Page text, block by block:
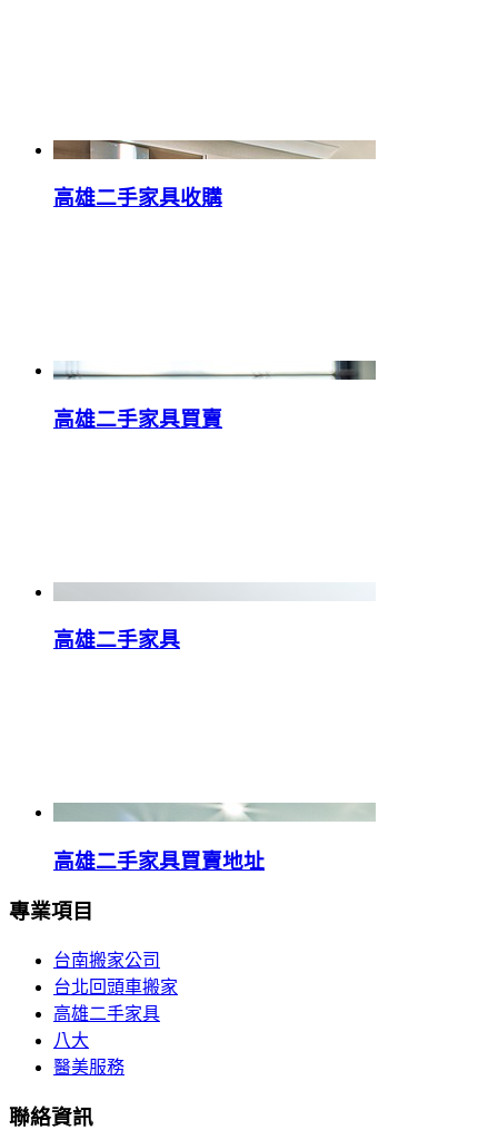
高雄二手家具收購
高雄二手家具買賣
高雄二手家具
高雄二手家具買賣地址
專業項目
台南搬家公司
台北回頭車搬家
高雄二手家具
八大
醫美服務
聯絡資訊